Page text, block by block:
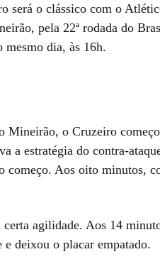
será o clássico com o
pela 22ª rodada do
dia, às 16h.
Mineirão, o Cruzeiro
a estratégia do contra-
começo. Aos oito minutos,
agilidade. Aos 14
deixou o placar empatado.